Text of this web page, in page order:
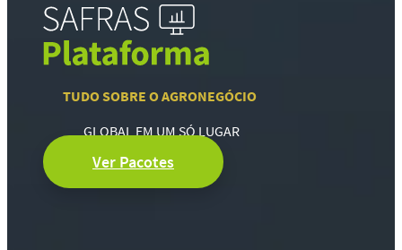
TUDO SOBRE O AGRONEGÓCIO
GLOBAL EM UM SÓ LUGAR
Ver Pacotes